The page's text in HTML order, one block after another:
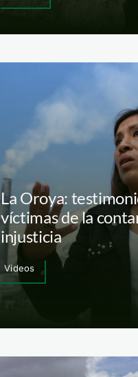
La Oroya:
víctimas de la
injusticia
Videos